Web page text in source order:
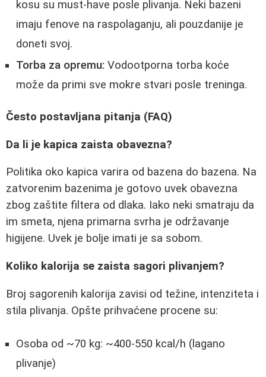
kosu su must-have posle plivanja. Neki bazeni
imaju fenove na raspolaganju, ali pouzdanije je
doneti svoj.
Torba za opremu: Vodootporna torba koće
može da primi sve mokre stvari posle treninga.
Često postavljana pitanja (FAQ)
Da li je kapica zaista obavezna?
Politika oko kapica varira od bazena do bazena. Na
zatvorenim bazenima je gotovo uvek obavezna
zbog zaštite filtera od dlaka. Iako neki smatraju da
im smeta, njena primarna svrha je održavanje
higijene. Uvek je bolje imati je sa sobom.
Koliko kalorija se zaista sagori plivanjem?
Broj sagorenih kalorija zavisi od težine, intenziteta i
stila plivanja. Opšte prihvaćene procene su:
Osoba od ~70 kg: ~400-550 kcal/h (lagano
plivanje)